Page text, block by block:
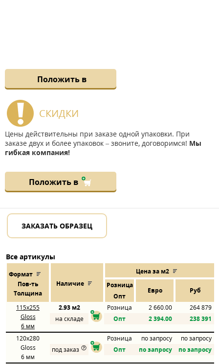
Положить в
СКИДКИ
Цены действительны при заказе одной упаковки. При
заказе двух и более упаковок – звоните, договоримся! Мы
гибкая компания!
Положить в
ЗАКАЗАТЬ ОБРАЗЕЦ
Все артикулы
Формат
Пов-ть
Толщина
Наличие
Цена за м2
Розница
Евро Руб
Опт
115x255
Gloss
6 мм
2.93 м2 Розница 2 660.00
264 879
на складе
Опт 2 394.00 238 391
120x280
Gloss
6 мм
Розница по запросу
по запросу
под заказ
Опт по запросу по запросу